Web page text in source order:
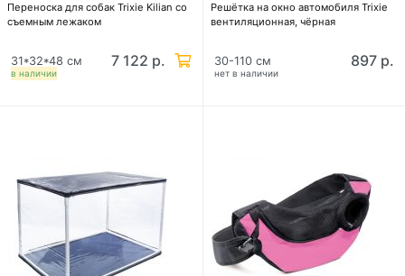
Переноска для собак Trixie Kilian со
съемным лежаком
в наличии
31*32*48 см 7 122 р.
Решётка на окно автомобиля Trixie
вентиляционная, чёрная
нет в наличии
30-110 см 897 р.